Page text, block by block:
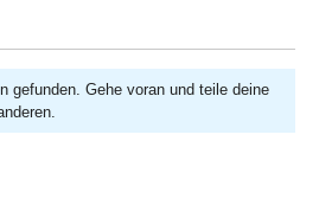
gefunden. Gehe voran und teile deine